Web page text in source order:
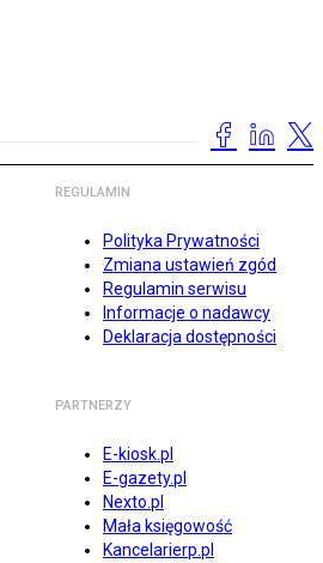
REGULAMIN
Polityka Prywatności
Zmiana ustawień zgód
Regulamin serwisu
Informacje o nadawcy
Deklaracja dostępności
PARTNERZY
E-kiosk.pl
E-gazety.pl
Nexto.pl
Mała księgowość
Kancelarierp.pl